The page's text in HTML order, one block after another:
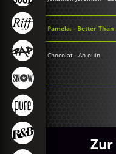
Pamela. - Better
Chocolat - Ah ouin